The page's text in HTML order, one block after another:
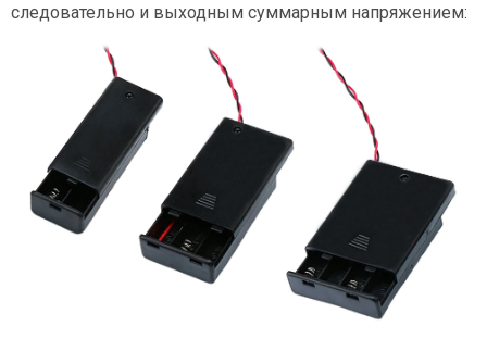
следовательно и выходным суммарным напряжением: